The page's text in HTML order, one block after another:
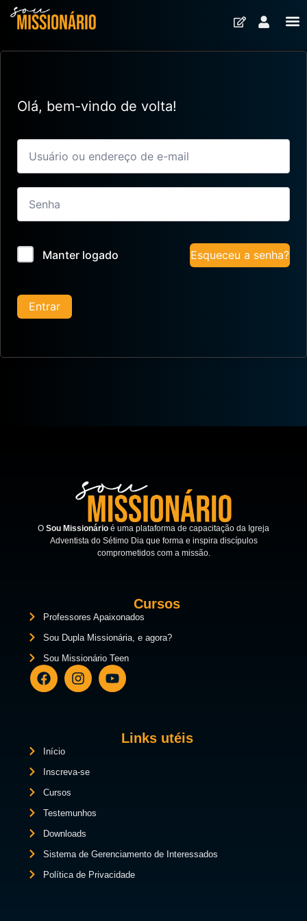
Olá, bem-vindo de volta!
Manter logado Esqueceu a senha?
Entrar
O Sou Missionário é uma plataforma de capacitação da Igreja
Adventista do Sétimo Dia que forma e inspira discípulos
comprometidos com a missão.
Cursos
Professores Apaixonados
Sou Dupla Missionária, e agora?
Sou Missionário Teen
Links utéis
Início
Inscreva-se
Cursos
Testemunhos
Downloads
Sistema de Gerenciamento de Interessados
Política de Privacidade